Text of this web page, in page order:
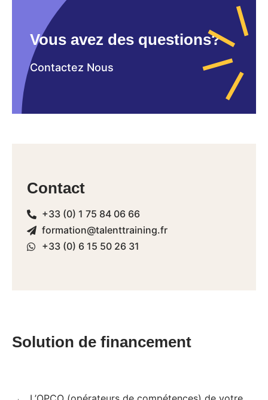
Vous avez des questions?
Contactez Nous
Contact
+33 (0) 1 75 84 06 66
formation@talenttraining.fr
+33 (0) 6 15 50 26 31
Solution de financement